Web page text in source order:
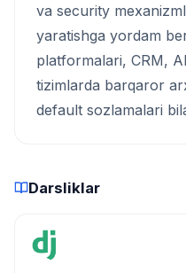
va security
yaratishga yordam
platformalari, CRM,
tizimlarda barqaror
default sozlamalari
Darsliklar